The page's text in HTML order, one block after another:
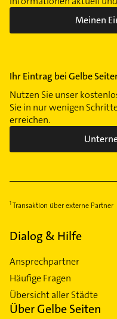
Meinen
Ihr Eintrag bei Gelbe
Nutzen Sie unser
Sie in nur wenigen
erreichen.
Transaktion über externe Partner
Dialog & Hilfe
Ansprechpartner
Häufige Fragen
Übersicht aller Städte
Über Gelbe Seiten